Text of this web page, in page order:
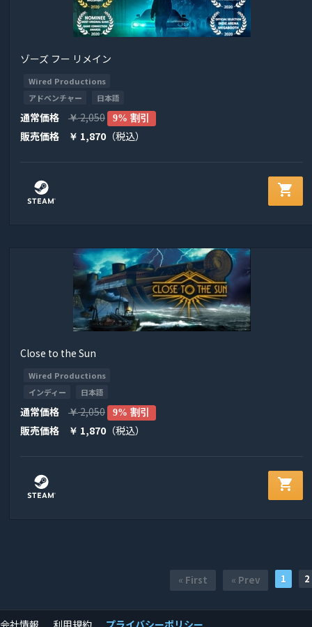
ゾーズ フー リメイン
Wired Productions
アドベンチャー
日本語
通常価格 ￥2,050 9% 割引
販売価格 ￥ 1,870 （税込）
shopping_cart
Close to the Sun
Wired Productions
インディー
日本語
通常価格 ￥2,050 9% 割引
販売価格 ￥ 1,870 （税込）
shopping_cart
« First « Prev 1 2
会社情報 利用規約 プライバシーポリシー